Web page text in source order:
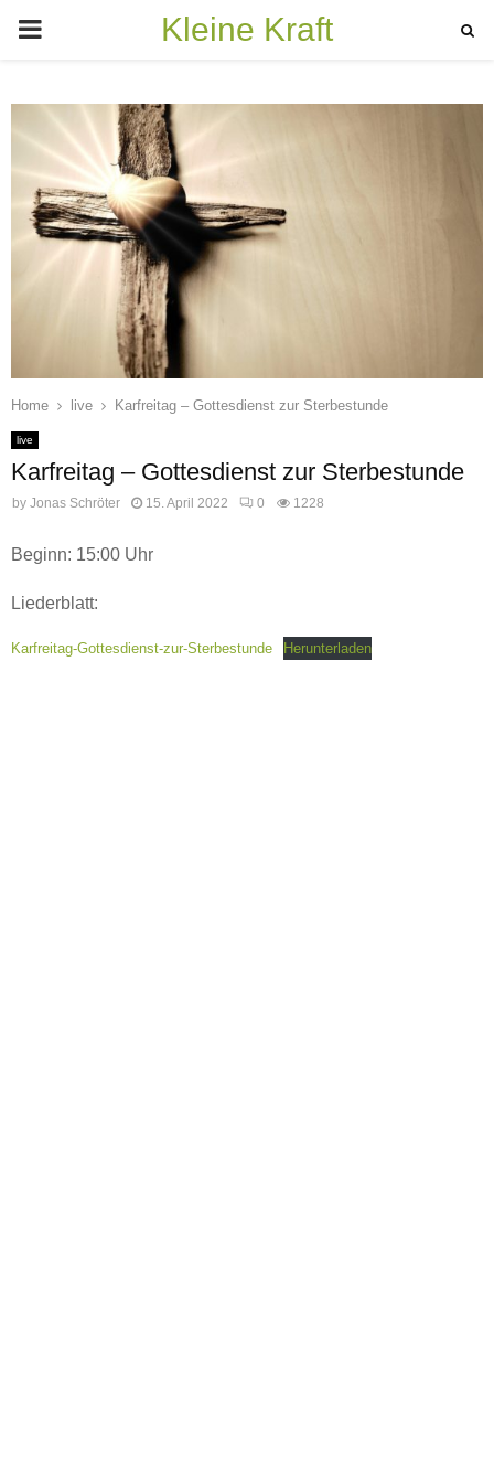
PRIMARY
Kleine Kraft
Home live Karfreitag – Gottesdienst zur Sterbestunde
live
Karfreitag – Gottesdienst zur Sterbestunde
by Jonas Schröter 15. April 2022 0 1228
Beginn: 15:00 Uhr
Liederblatt:
Karfreitag-Gottesdienst-zur-Sterbestunde Herunterladen